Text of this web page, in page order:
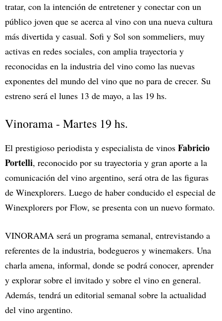
tratar, con la intención de entretener y conectar con un
público joven que se acerca al vino con una nueva cultura
más divertida y casual. Sofi y Sol son sommeliers, muy
activas en redes sociales, con amplia trayectoria y
reconocidas en la industria del vino como las nuevas
exponentes del mundo del vino que no para de crecer. Su
estreno será el lunes 13 de mayo, a las 19 hs.
Vinorama - Martes 19 hs.
El prestigioso periodista y especialista de vinos Fabricio
Portelli, reconocido por su trayectoria y gran aporte a la
comunicación del vino argentino, será otra de las figuras
de Winexplorers. Luego de haber conducido el especial de
Winexplorers por Flow, se presenta con un nuevo formato.
VINORAMA será un programa semanal, entrevistando a
referentes de la industria, bodegueros y winemakers. Una
charla amena, informal, donde se podrá conocer, aprender
y explorar sobre el invitado y sobre el vino en general.
Además, tendrá un editorial semanal sobre la actualidad
del vino argentino.